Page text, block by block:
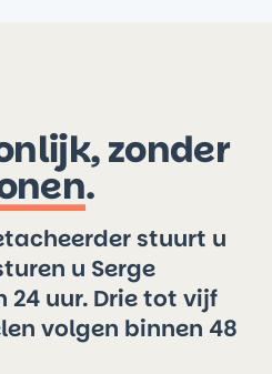
zonder
.
stuurt u
u Serge
24 uur. Drie tot vijf
volgen binnen 48